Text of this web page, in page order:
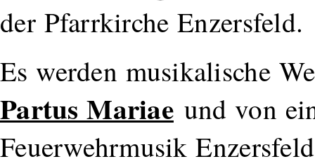
der Pfarrkirche Enzersfeld.
Es werden musikalische
Partus Mariaeund von
Feuerwehrmusik